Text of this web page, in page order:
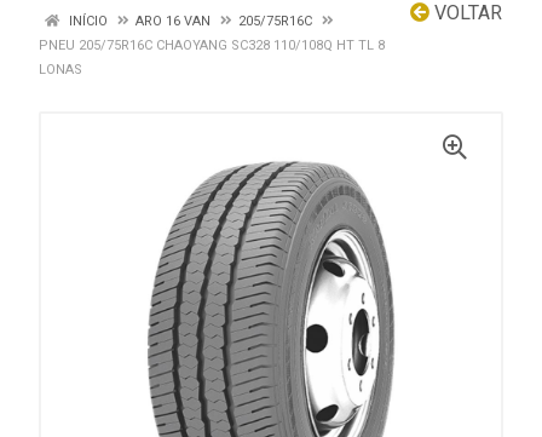
VOLTAR
INÍCIO ARO 16 VAN
205/75R16C
PNEU 205/75R16C CHAOYANG SC328 110/108Q HT TL 8
LONAS